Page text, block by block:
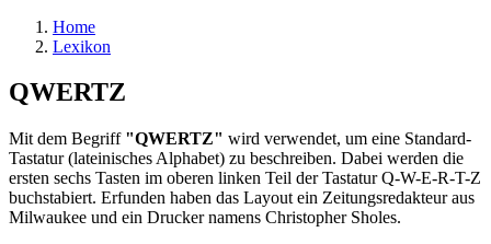
Home
Lexikon
QWERTZ
Mit dem Begriff "QWERTZ" wird verwendet, um eine Standard-
Tastatur (lateinisches Alphabet) zu beschreiben. Dabei werden die
ersten sechs Tasten im oberen linken Teil der Tastatur Q-W-E-R-T-Z
buchstabiert. Erfunden haben das Layout ein Zeitungsredakteur aus
Milwaukee und ein Drucker namens Christopher Sholes.